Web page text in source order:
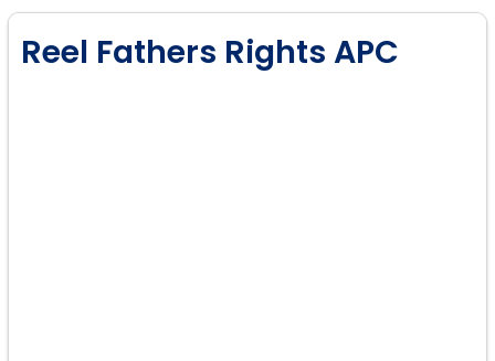
Reel Fathers Rights APC